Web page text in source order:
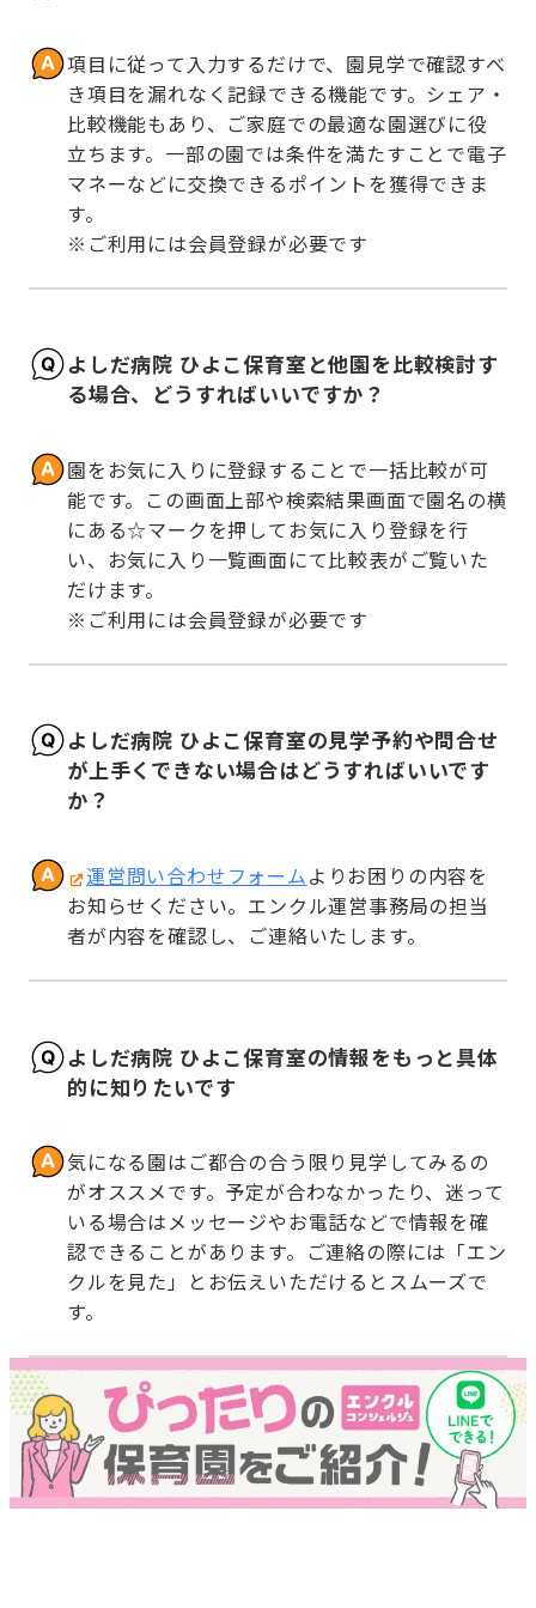
項目に従って入力するだけで、園見学で確認すべ
き項目を漏れなく記録できる機能です。シェア・
比較機能もあり、ご家庭での最適な園選びに役
立ちます。一部の園では条件を満たすことで電子
マネーなどに交換できるポイントを獲得できま
す。
※ご利用には会員登録が必要です
よしだ病院 ひよこ保育室と他園を比較検討す
る場合、どうすればいいですか？
園をお気に入りに登録することで一括比較が可
能です。この画面上部や検索結果画面で園名の横
にある☆マークを押してお気に入り登録を行
い、お気に入り一覧画面にて比較表がご覧いた
だけます。
※ご利用には会員登録が必要です
よしだ病院 ひよこ保育室の見学予約や問合せ
が上手くできない場合はどうすればいいです
か？
運営問い合わせフォームよりお困りの内容を
お知らせください。エンクル運営事務局の担当
者が内容を確認し、ご連絡いたします。
よしだ病院 ひよこ保育室の情報をもっと具体
的に知りたいです
気になる園はご都合の合う限り見学してみるの
がオススメです。予定が合わなかったり、迷って
いる場合はメッセージやお電話などで情報を確
認できることがあります。ご連絡の際には「エン
クルを見た」とお伝えいただけるとスムーズで
す。